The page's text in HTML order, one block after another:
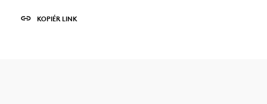
KOPIÉR LINK